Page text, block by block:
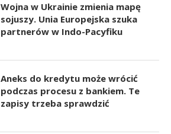
Wojna w Ukrainie zmienia mapę
sojuszy. Unia Europejska szuka
partnerów w Indo-Pacyfiku
Aneks do kredytu może wrócić
podczas procesu z bankiem. Te
zapisy trzeba sprawdzić